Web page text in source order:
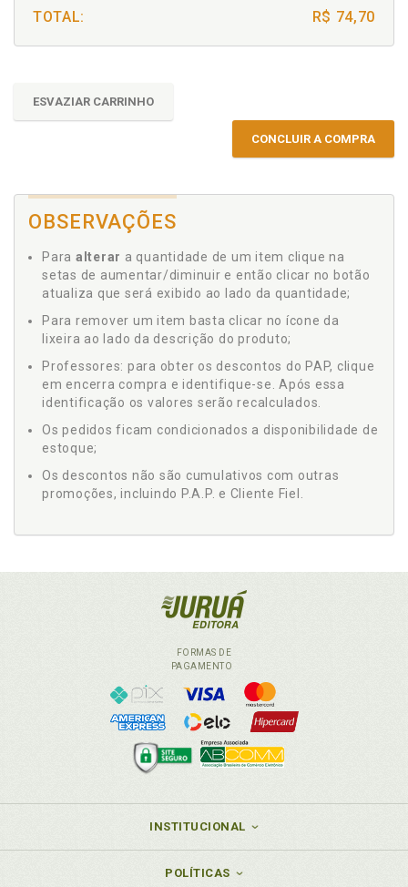
TOTAL: R$ 74,70
ESVAZIAR CARRINHO
CONCLUIR A COMPRA
OBSERVAÇÕES
Para alterar a quantidade de um item clique na
setas de aumentar/diminuir e então clicar no botão
atualiza que será exibido ao lado da quantidade;
Para remover um item basta clicar no ícone da
lixeira ao lado da descrição do produto;
Professores: para obter os descontos do PAP, clique
em encerra compra e identifique-se. Após essa
identificação os valores serão recalculados.
Os pedidos ficam condicionados a disponibilidade de
estoque;
Os descontos não são cumulativos com outras
promoções, incluindo P.A.P. e Cliente Fiel.
FORMAS DE
PAGAMENTO
INSTITUCIONAL
POLÍTICAS